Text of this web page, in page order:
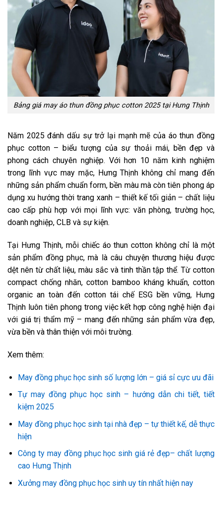
Bảng giá may áo thun đồng phục cotton 2025 tại Hưng Thịnh
Năm 2025 đánh dấu sự trở lại mạnh mẽ của áo thun đồng
phục cotton – biểu tượng của sự thoải mái, bền đẹp và
phong cách chuyên nghiệp. Với hơn 10 năm kinh nghiệm
trong lĩnh vực may mặc, Hưng Thịnh không chỉ mang đến
những sản phẩm chuẩn form, bền màu mà còn tiên phong áp
dụng xu hướng thời trang xanh – thiết kế tối giản – chất liệu
cao cấp phù hợp với mọi lĩnh vực: văn phòng, trường học,
doanh nghiệp, CLB và sự kiện.
Tại Hưng Thịnh, mỗi chiếc áo thun cotton không chỉ là một
sản phẩm đồng phục, mà là câu chuyện thương hiệu được
dệt nên từ chất liệu, màu sắc và tinh thần tập thể. Từ cotton
compact chống nhăn, cotton bamboo kháng khuẩn, cotton
organic an toàn đến cotton tái chế ESG bền vững, Hưng
Thịnh luôn tiên phong trong việc kết hợp công nghệ hiện đại
với giá trị thẩm mỹ – mang đến những sản phẩm vừa đẹp,
vừa bền và thân thiện với môi trường.
Xem thêm:
May đồng phục học sinh số lượng lớn – giá sỉ cực ưu đãi
Tự may đồng phục học sinh – hướng dẫn chi tiết, tiết
kiệm 2025
May đồng phục học sinh tại nhà đẹp – tự thiết kế, dễ thực
hiện
Công ty may đồng phục học sinh giá rẻ đẹp– chất lượng
cao Hưng Thịnh
Xưởng may đồng phục học sinh uy tín nhất hiện nay